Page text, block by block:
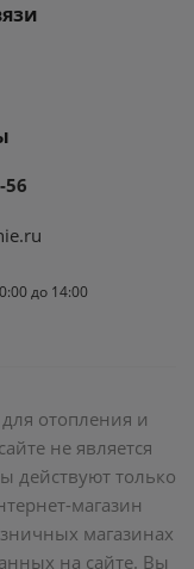
56
до 14:00
отопления и
не является
действуют только
магазин
магазинах
на сайте. Вы